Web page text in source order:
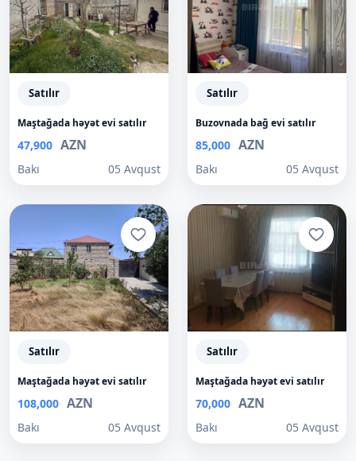
Satılır
Maştağada həyət evi satılır
47,900 AZN
Bakı 05 Avqust
Satılır
Buzovnada bağ evi satılır
85,000 AZN
Bakı 05 Avqust
Satılır
Maştağada həyət evi satılır
108,000 AZN
Bakı 05 Avqust
Satılır
Maştağada həyət evi satılır
70,000 AZN
Bakı 05 Avqust